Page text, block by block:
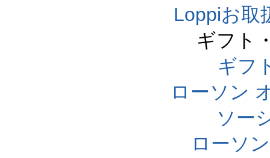
Loppiお取
ギフト
ギフ
ローソン
ソー
ローソ